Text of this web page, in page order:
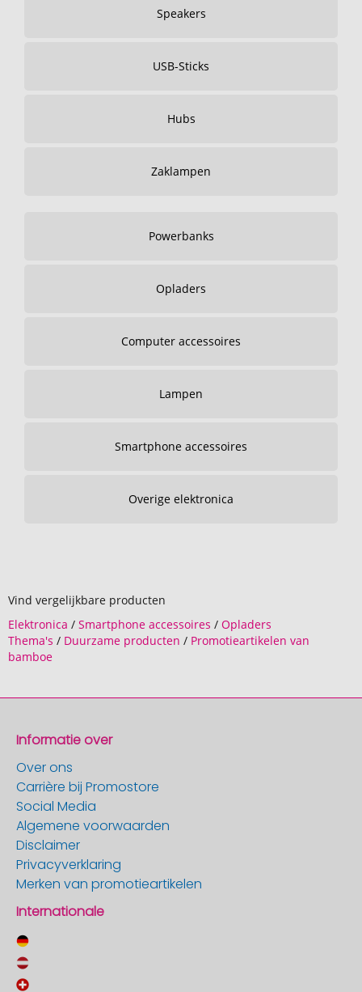
Speakers
USB-Sticks
Hubs
Zaklampen
Powerbanks
Opladers
Computer accessoires
Lampen
Smartphone accessoires
Overige elektronica
Vind vergelijkbare producten
Elektronica / Smartphone accessoires / Opladers
Thema's / Duurzame producten / Promotieartikelen van
bamboe
Informatie over
Over ons
Carrière bij Promostore
Social Media
Algemene voorwaarden
Disclaimer
Privacyverklaring
Merken van promotieartikelen
Internationale